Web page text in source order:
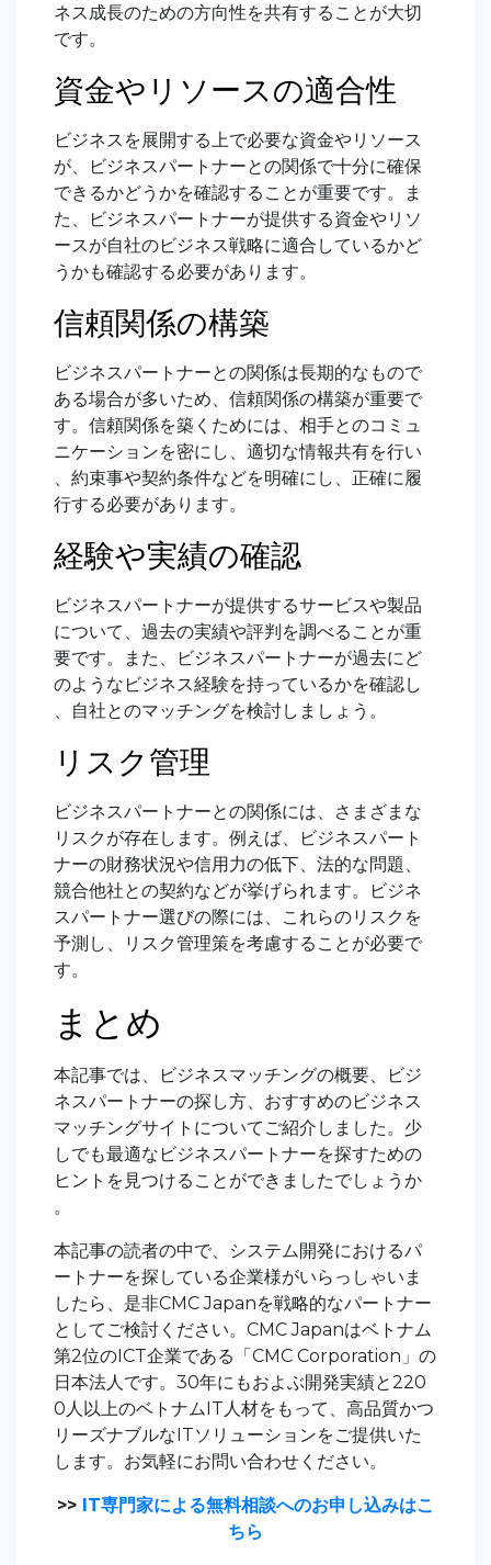
ネス成長のための方向性を共有することが大切
です。
資金やリソースの適合性
ビジネスを展開する上で必要な資金やリソース
が、ビジネスパートナーとの関係で十分に確保
できるかどうかを確認することが重要です。ま
た、ビジネスパートナーが提供する資金やリソ
ースが自社のビジネス戦略に適合しているかど
うかも確認する必要があります。
信頼関係の構築
ビジネスパートナーとの関係は長期的なもので
ある場合が多いため、信頼関係の構築が重要で
す。信頼関係を築くためには、相手とのコミュ
ニケーションを密にし、適切な情報共有を行い
、約束事や契約条件などを明確にし、正確に履
行する必要があります。
経験や実績の確認
ビジネスパートナーが提供するサービスや製品
について、過去の実績や評判を調べることが重
要です。また、ビジネスパートナーが過去にど
のようなビジネス経験を持っているかを確認し
、自社とのマッチングを検討しましょう。
リスク管理
ビジネスパートナーとの関係には、さまざまな
リスクが存在します。例えば、ビジネスパート
ナーの財務状況や信用力の低下、法的な問題、
競合他社との契約などが挙げられます。ビジネ
スパートナー選びの際には、これらのリスクを
予測し、リスク管理策を考慮することが必要で
す。
まとめ
本記事では、ビジネスマッチングの概要、ビジ
ネスパートナーの探し方、おすすめのビジネス
マッチングサイトについてご紹介しました。少
しでも最適なビジネスパートナーを探すための
ヒントを見つけることができましたでしょうか
。
本記事の読者の中で、システム開発におけるパ
ートナーを探している企業様がいらっしゃいま
したら、是非CMC Japanを戦略的なパートナー
としてご検討ください。CMC Japanはベトナム
第2位のICT企業である「CMC Corporation」の
日本法人です。30年にもおよぶ開発実績と220
0人以上のベトナムIT人材をもって、高品質かつ
リーズナブルなITソリューションをご提供いた
します。お気軽にお問い合わせください。
>> IT専門家による無料相談へのお申し込みはこ
ちら